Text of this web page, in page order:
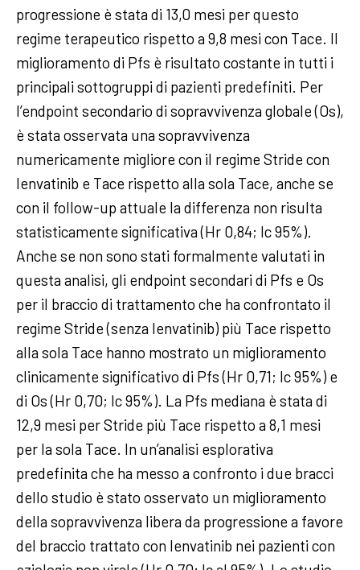
progressione è stata di 13,0 mesi per questo
regime terapeutico rispetto a 9,8 mesi con Tace. Il
miglioramento di Pfs è risultato costante in tutti i
principali sottogruppi di pazienti predefiniti. Per
l’endpoint secondario di sopravvivenza globale (Os),
è stata osservata una sopravvivenza
numericamente migliore con il regime Stride con
lenvatinib e Tace rispetto alla sola Tace, anche se
con il follow-up attuale la differenza non risulta
statisticamente significativa (Hr 0,84; Ic 95%).
Anche se non sono stati formalmente valutati in
questa analisi, gli endpoint secondari di Pfs e Os
per il braccio di trattamento che ha confrontato il
regime Stride (senza lenvatinib) più Tace rispetto
alla sola Tace hanno mostrato un miglioramento
clinicamente significativo di Pfs (Hr 0,71; Ic 95%) e
di Os (Hr 0,70; Ic 95%). La Pfs mediana è stata di
12,9 mesi per Stride più Tace rispetto a 8,1 mesi
per la sola Tace. In un’analisi esplorativa
predefinita che ha messo a confronto i due bracci
dello studio è stato osservato un miglioramento
della sopravvivenza libera da progressione a favore
del braccio trattato con lenvatinib nei pazienti con